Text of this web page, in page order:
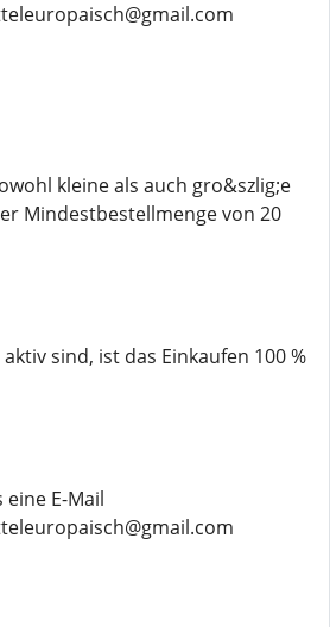
kleine als auch gro&szlig;e
Mindestbestellmenge von 20
sind, ist das Einkaufen 100 %
E-Mail